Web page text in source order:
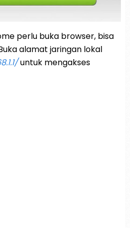
perlu buka browser, bisa
alamat jaringan lokal
untuk mengakses